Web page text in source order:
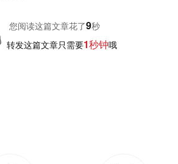
您阅读这篇文章花了10秒
转发这篇文章只需要1秒钟哦